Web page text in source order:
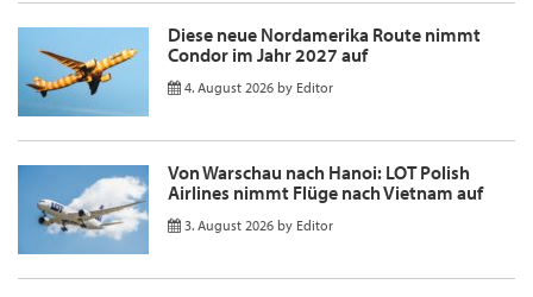
Diese neue Nordamerika Route nimmt
Condor im Jahr 2027 auf
4. August 2026 by Editor
Von Warschau nach Hanoi: LOT Polish
Airlines nimmt Flüge nach Vietnam auf
3. August 2026 by Editor